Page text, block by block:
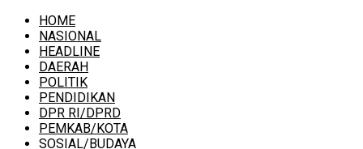
HOME
NASIONAL
HEADLINE
DAERAH
POLITIK
PENDIDIKAN
DPR RI/DPRD
PEMKAB/KOTA
SOSIAL/BUDAYA